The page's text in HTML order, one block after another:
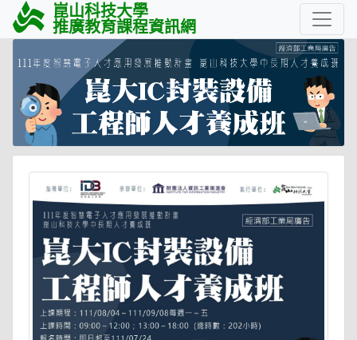
崑山科技大學
推廣教育課程資訊網